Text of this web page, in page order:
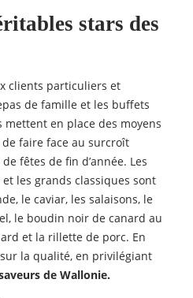
stars des
clients particuliers et
de famille et les buffets
mettent en place des moyens
faire face au surcroît
fêtes de fin d’année. Les
les grands classiques sont
le caviar, les salaisons, le
le boudin noir de canard au
et la rillette de porc. En
la qualité, en privilégiant
de Wallonie.